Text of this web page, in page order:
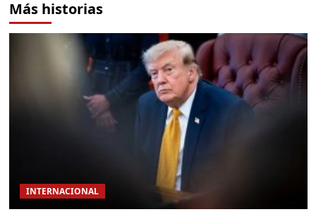
Más historias
INTERNACIONAL